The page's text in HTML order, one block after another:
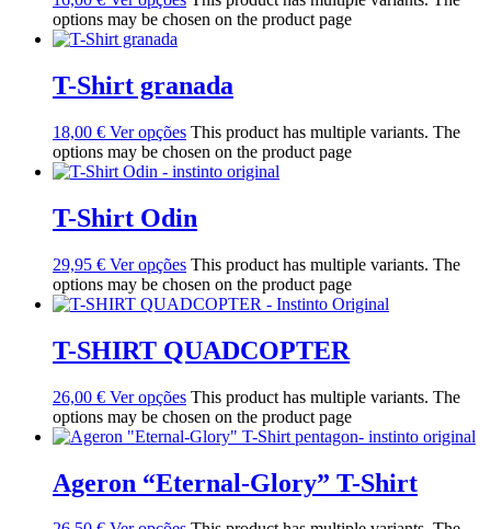
options may be chosen on the product page
T-Shirt granada
18,00 € Ver opções This product has multiple variants. The
options may be chosen on the product page
T-Shirt Odin
29,95 € Ver opções This product has multiple variants. The
options may be chosen on the product page
T-SHIRT QUADCOPTER
26,00 € Ver opções This product has multiple variants. The
options may be chosen on the product page
Ageron “Eternal-Glory” T-Shirt